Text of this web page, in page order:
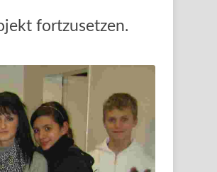
fortzusetzen.